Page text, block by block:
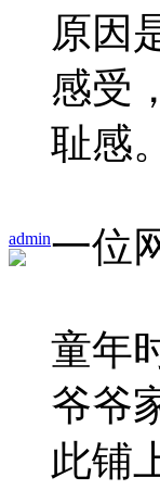
admin
原因
感受
耻感。
一位
童年
爷爷
此铺